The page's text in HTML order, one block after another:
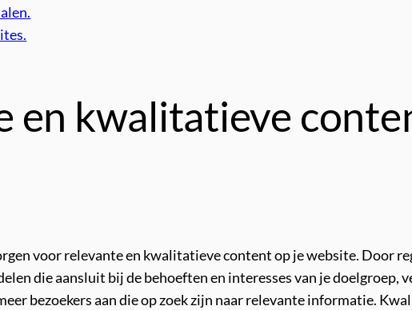
en kwalitatieve
voor relevante en kwalitatieve content op je website. Door
die aansluit bij de behoeften en interesses van je doelgroep,
bezoekers aan die op zoek zijn naar relevante informatie.